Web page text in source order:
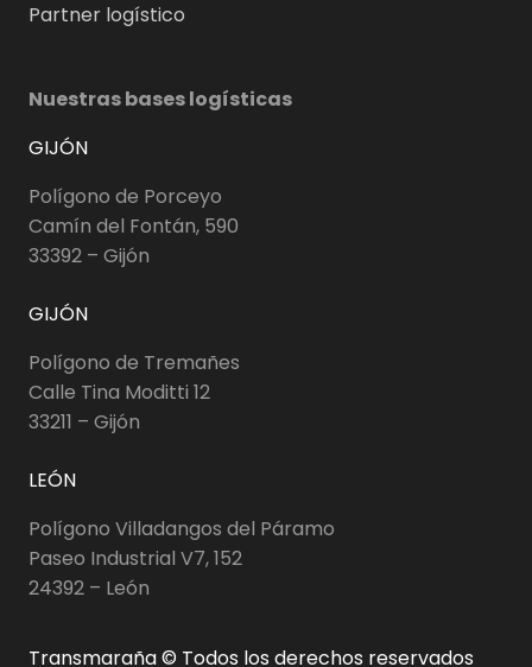
Partner logístico
Nuestras bases logísticas
GIJÓN
Polígono de Porceyo
Camín del Fontán, 590
33392 – Gijón
GIJÓN
Polígono de Tremañes
Calle Tina Moditti 12
33211 – Gijón
LEÓN
Polígono Villadangos del Páramo
Paseo Industrial V7, 152
24392 – León
Transmaraña © Todos los derechos reservados